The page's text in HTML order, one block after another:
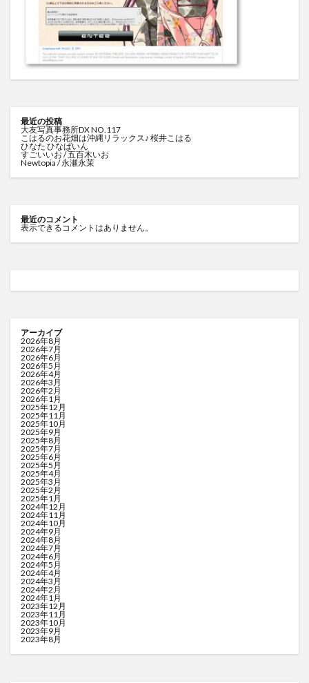
最近の投稿
大友写真事務所DX NO.117
こはるのお花畑は沖縄リラックス♪ 桜井こはる
ひなた ひなぱいん
すごいいお / 五百木いお
Newtopia / 永瀬永茉
最近のコメント
表示できるコメントはありません。
アーカイブ
2026年8月
2026年7月
2026年6月
2026年5月
2026年4月
2026年3月
2026年2月
2026年1月
2025年12月
2025年11月
2025年10月
2025年9月
2025年8月
2025年7月
2025年6月
2025年5月
2025年4月
2025年3月
2025年2月
2025年1月
2024年12月
2024年11月
2024年10月
2024年9月
2024年8月
2024年7月
2024年6月
2024年5月
2024年4月
2024年3月
2024年2月
2024年1月
2023年12月
2023年11月
2023年10月
2023年9月
2023年8月